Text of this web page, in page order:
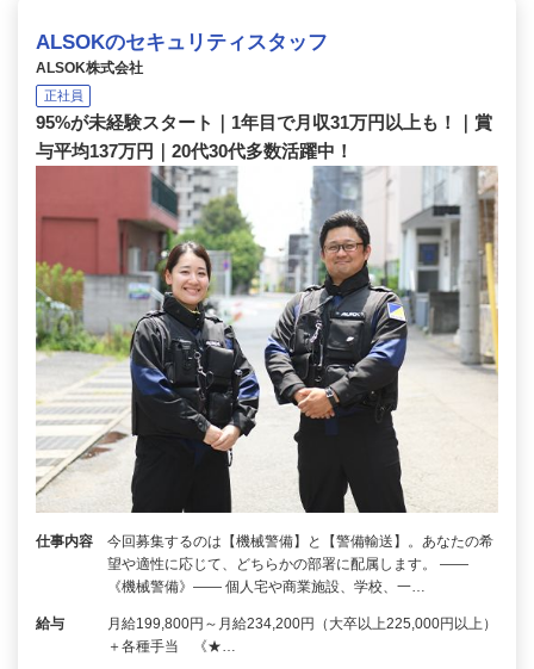
ALSOKのセキュリティスタッフ
ALSOK株式会社
正社員
95%が未経験スタート｜1年目で月収31万円以上も！｜賞
与平均137万円｜20代30代多数活躍中！
仕事内容
今回募集するのは【機械警備】と【警備輸送】。あなたの希
望や適性に応じて、どちらかの部署に配属します。 ――
《機械警備》―― 個人宅や商業施設、学校、一…
給与
月給199,800円～月給234,200円（大卒以上225,000円以上）
＋各種手当 《★…